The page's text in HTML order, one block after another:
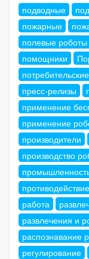
подводные
пожарные
полевые роботы
помощники
пресс-релизы
применение
применение
производители
производство
работа
развлечения и
распознавание
регулирование